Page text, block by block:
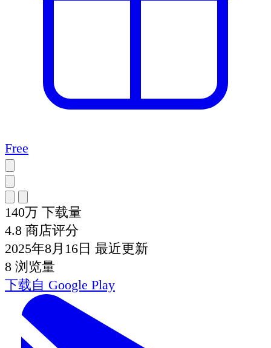
Free
140万 下载量
4.8 商店评分
2025年8月16日 最近更新
8 浏览量
下载自 Google Play